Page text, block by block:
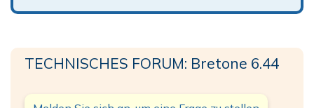
TECHNISCHES FORUM: Bretone 6.44